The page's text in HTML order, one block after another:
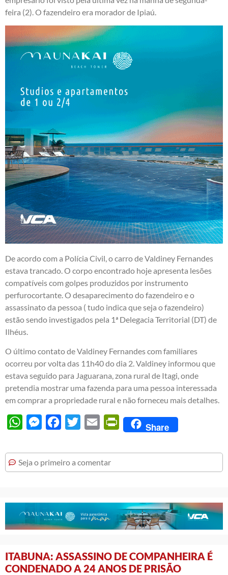
feira (2). O fazendeiro era morador de Ipiaú.
De acordo com a Polícia Civil, o carro de Valdiney Fernandes
estava trancado. O corpo encontrado hoje apresenta lesões
compatíveis com golpes produzidos por instrumento
perfurocortante. O desaparecimento do fazendeiro e o
assassinato da pessoa ( tudo indica que seja o fazendeiro)
estão sendo investigados pela 1ª Delegacia Territorial (DT) de
Ilhéus.
O último contato de Valdiney Fernandes com familiares
ocorreu por volta das 11h40 do dia 2. Valdiney informou que
estava seguido para Jaguarana, zona rural de Itagi, onde
pretendia mostrar uma fazenda para uma pessoa interessada
em comprar a propriedade rural e não forneceu mais detalhes.
WhatsAppMessengerFacebook
Twitter Email PrintFriendly
Share
Seja o primeiro a comentar
ITABUNA: ASSASSINO DE COMPANHEIRA É
CONDENADO A 24 ANOS DE PRISÃO